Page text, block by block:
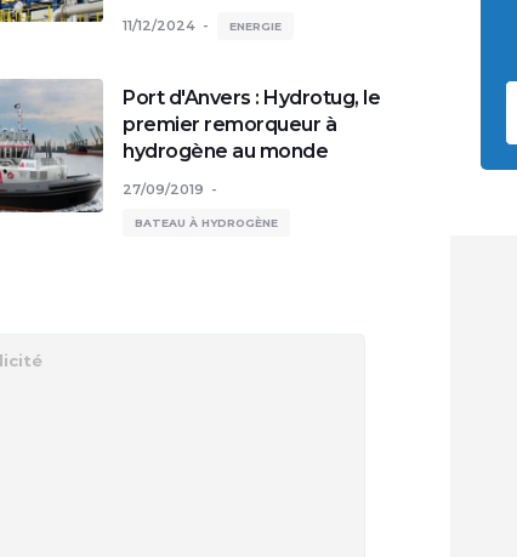
11/12/2024 ENERGIE
Port d'Anvers : Hydrotug, le
premier remorqueur à
hydrogène au monde
27/09/2019
BATEAU À HYDROGÈNE